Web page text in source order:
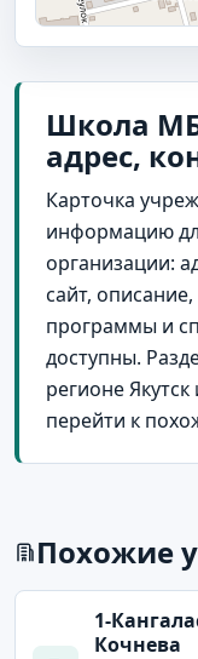
Школа
адрес,
Карточка
информацию
организации:
сайт,
программы и
доступны.
регионе
перейти к
Похожие
1-
Кочнева